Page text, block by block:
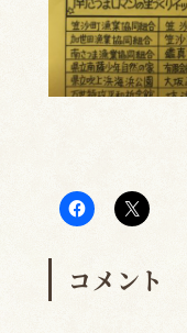
コメント